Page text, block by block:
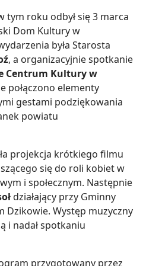
tym roku odbył się 3 marca
Dom Kultury w
była Starosta
, a organizacyjnie spotkanie
Centrum Kultury w
połączono elementy
gestami podziękowania
powiatu
projekcja krótkiego filmu
się do roli kobiet w
i społecznym. Następnie
działający przy Gminny
Dzikowie. Występ muzyczny
i nadał spotkaniu
przygotowany przez